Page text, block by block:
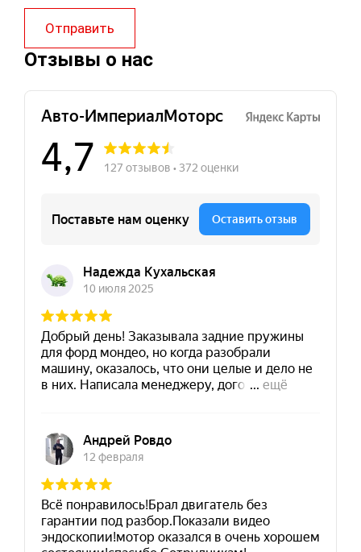
Отправить
Отзывы о нас